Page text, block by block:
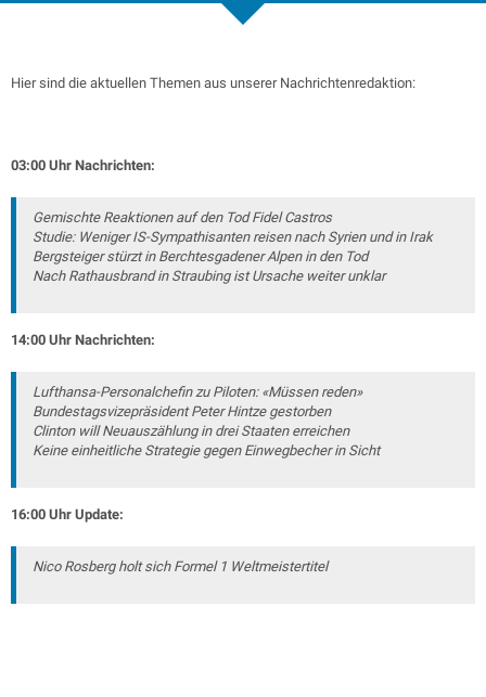
Hier sind die aktuellen Themen aus unserer Nachrichtenredaktion:
03:00 Uhr Nachrichten:
Gemischte Reaktionen auf den Tod Fidel Castros
Studie: Weniger IS-Sympathisanten reisen nach Syrien und in Irak
Bergsteiger stürzt in Berchtesgadener Alpen in den Tod
Nach Rathausbrand in Straubing ist Ursache weiter unklar
14:00 Uhr Nachrichten:
Lufthansa-Personalchefin zu Piloten: «Müssen reden»
Bundestagsvizepräsident Peter Hintze gestorben
Clinton will Neuauszählung in drei Staaten erreichen
Keine einheitliche Strategie gegen Einwegbecher in Sicht
16:00 Uhr Update:
Nico Rosberg holt sich Formel 1 Weltmeistertitel